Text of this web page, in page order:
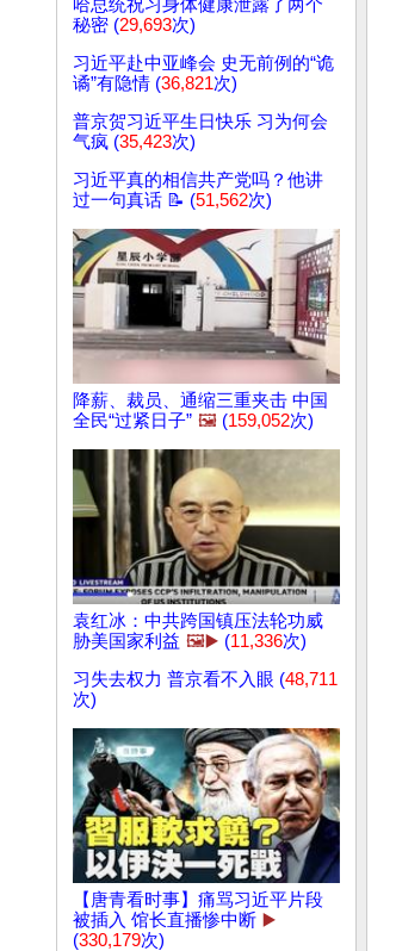
哈总统祝习身体健康泄露了两个
秘密 (29,693次)
习近平赴中亚峰会 史无前例的“诡
谲”有隐情 (36,821次)
普京贺习近平生日快乐 习为何会
气疯 (35,423次)
习近平真的相信共产党吗？他讲
过一句真话 📝 (51,562次)
降薪、裁员、通缩三重夹击 中国
全民“过紧日子” 🖼️ (159,052次)
袁红冰：中共跨国镇压法轮功威
胁美国家利益 🖼️▶️ (11,336次)
习失去权力 普京看不入眼 (48,711
次)
【唐青看时事】痛骂习近平片段
被插入 馆长直播惨中断 ▶️
(330,179次)